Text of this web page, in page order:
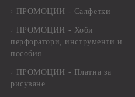
ПРОМОЦИИ - Салфетки
ПРОМОЦИИ - Хоби
перфоратори, инструменти и
пособия
ПРОМОЦИИ - Платна за
рисуване